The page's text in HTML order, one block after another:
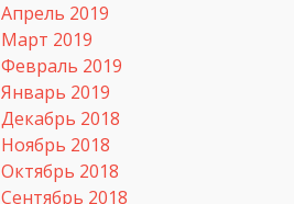
Апрель 2019
Март 2019
Февраль 2019
Январь 2019
Декабрь 2018
Ноябрь 2018
Октябрь 2018
Сентябрь 2018